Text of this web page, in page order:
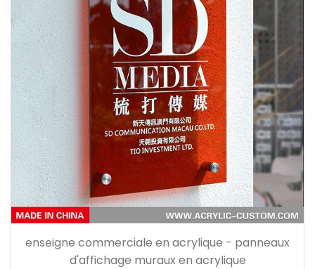
enseigne commerciale en acrylique - panneaux
d'affichage muraux en acrylique